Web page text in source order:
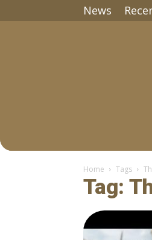
News
Home Tags
Tag: